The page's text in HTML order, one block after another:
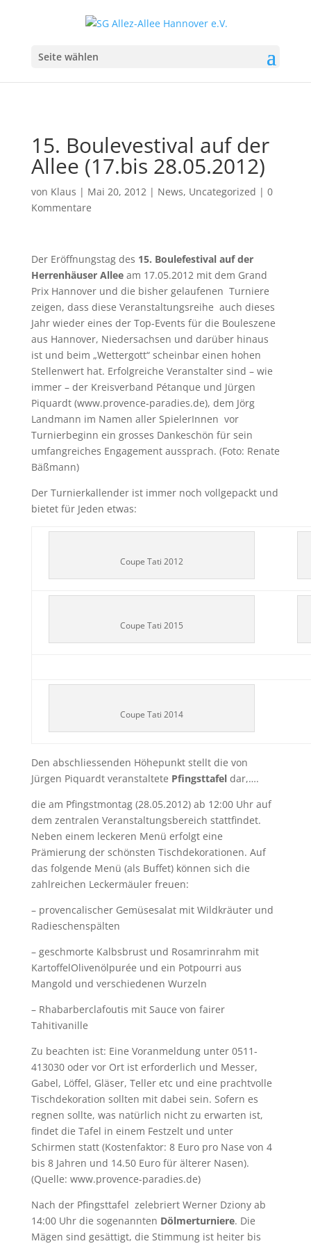
Seite wählen
15. Boulevestival auf der
Allee (17.bis 28.05.2012)
von Klaus | Mai 20, 2012| News, Uncategorized | 0
Kommentare
Der Eröffnungstag des 15. Boulefestival auf der
Herrenhäuser Alleeam 17.05.2012 mit dem Grand
Prix Hannover und die bisher gelaufenen Turniere
zeigen, dass diese Veranstaltungsreihe auch dieses
Jahr wieder eines der Top-Events für die Bouleszene
aus Hannover, Niedersachsen und darüber hinaus
ist und beim „Wettergott“ scheinbar einen hohen
Stellenwert hat. Erfolgreiche Veranstalter sind – wie
immer – der Kreisverband Pétanque und Jürgen
Piquardt (www.provence-paradies.de), dem Jörg
Landmann im Namen aller SpielerInnen vor
Turnierbeginn ein grosses Dankeschön für sein
umfangreiches Engagement aussprach. (Foto: Renate
Bäßmann)
Der Turnierkallender ist immer noch vollgepackt und
bietet für Jeden etwas:
Coupe Tati 2012
Coupe Tati 2015
Coupe Tati 2014
Den abschliessenden Höhepunkt stellt die von
Jürgen Piquardt veranstaltete Pfingsttafel dar,….
die am Pfingstmontag (28.05.2012) ab 12:00 Uhr auf
dem zentralen Veranstaltungsbereich stattfindet.
Neben einem leckeren Menü erfolgt eine
Prämierung der schönsten Tischdekorationen. Auf
das folgende Menü (als Buffet) können sich die
zahlreichen Leckermäuler freuen:
– provencalischer Gemüsesalat mit Wildkräuter und
Radieschenspälten
– geschmorte Kalbsbrust und Rosamrinrahm mit
KartoffelOlivenölpurée und ein Potpourri aus
Mangold und verschiedenen Wurzeln
– Rhabarberclafoutis mit Sauce von fairer
Tahitivanille
Zu beachten ist: Eine Voranmeldung unter 0511-
413030 oder vor Ort ist erforderlich und Messer,
Gabel, Löffel, Gläser, Teller etc und eine prachtvolle
Tischdekoration sollten mit dabei sein. Sofern es
regnen sollte, was natürlich nicht zu erwarten ist,
findet die Tafel in einem Festzelt und unter
Schirmen statt (Kostenfaktor: 8 Euro pro Nase von 4
bis 8 Jahren und 14.50 Euro für älterer Nasen).
(Quelle: www.provence-paradies.de)
Nach der Pfingsttafel zelebriert Werner Dziony ab
14:00 Uhr die sogenannten Dölmerturniere. Die
Mägen sind gesättigt, die Stimmung ist heiter bis